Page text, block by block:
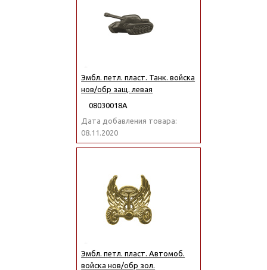
Эмбл. петл. пласт. Танк. войска
нов/обр защ. левая
08030018А
Дата добавления товара:
08.11.2020
Эмбл. петл. пласт. Автомоб.
войска нов/обр зол.